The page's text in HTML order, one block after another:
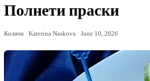
Полнети праски
Колачи · Katerina Naskova · June 10, 2026